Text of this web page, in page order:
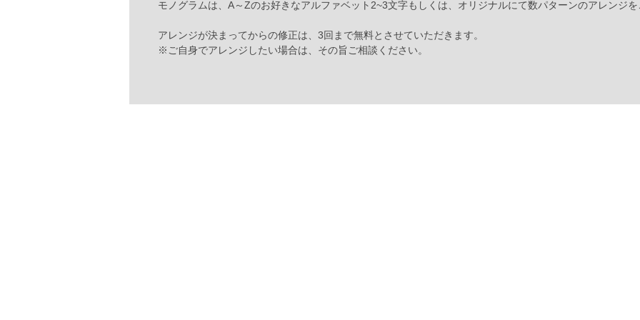
モノグラムは、A～Zのお好きなアルファベット2~3文字もしくは、オリジナルにて数パターンのアレンジを
アレンジが決まってからの修正は、3回まで無料とさせていただきます。
※ご自身でアレンジしたい場合は、その旨ご相談ください。